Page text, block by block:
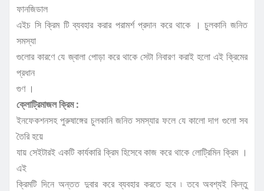
ফানজিডাল
এইচ সি ক্রিম টি ব্যবহার করার পরামর্শ প্রদান করে থাকে । চুলকানি জনিত
সমস্যা
গুলোর কারণে যে জ্বালা পোড়া করে থাকে সেটা নিবারণ করাই হলো এই ক্রিমের
প্রধান
গুণ ।
ক্লোট্রিমাজল ক্রিম :
ইনফেকশনসহ পুরুষাঙ্গের চুলকানি জনিত সমস্যার ফলে যে কালো দাগ গুলো সব
তৈরি হয়ে
যায় সেইটারই একটি কার্যকারি ক্রিম হিসেবে কাজ করে থাকে লোট্রিমিন ক্রিম ।
এই
ক্রিমটি দিনে অন্তত দুবার করে ব্যবহার করতে হবে ৷ তবে অবশ্যই কিন্তু